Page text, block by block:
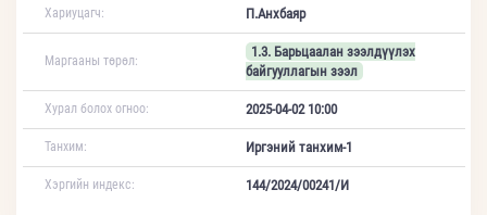
Хариуцагч: П.Анхбаяр
Маргааны төрөл:
1.3. Барьцаалан зээлдүүлэх
байгууллагын зээл
Хурал болох огноо: 2025-04-02 10:00
Танхим: Иргэний танхим-1
Хэргийн индекс: 144/2024/00241/И